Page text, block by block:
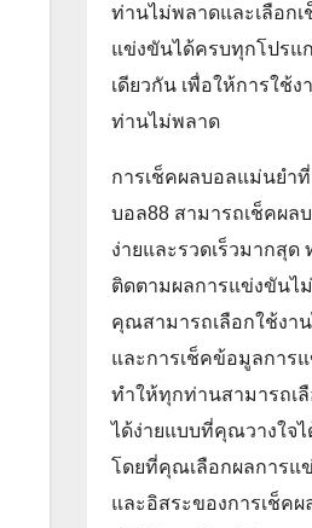
ท่านไม่พลาดและเลือกเ
แข่งขันได้ครบทุกโปรแ
เดียวกัน เพื่อให้การใช้
ท่านไม่พลาด
การเช็คผลบอลแม่นยำ
บอล88 สามารถเช็คผล
ง่ายและรวดเร็วมากสุด
ติดตามผลการแข่งขันไ
คุณสามารถเลือกใช้งา
และการเช็คข้อมูลการ
ทำให้ทุกท่านสามารถเ
ได้ง่ายแบบที่คุณวางใจไ
โดยที่คุณเลือกผลการแ
และอิสระของการเช็คผ